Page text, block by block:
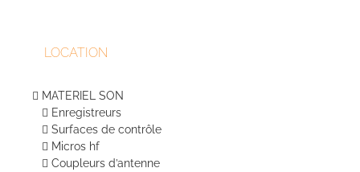
LOCATION
MATERIEL SON
Enregistreurs
Surfaces de contrôle
Micros hf
Coupleurs d’antenne